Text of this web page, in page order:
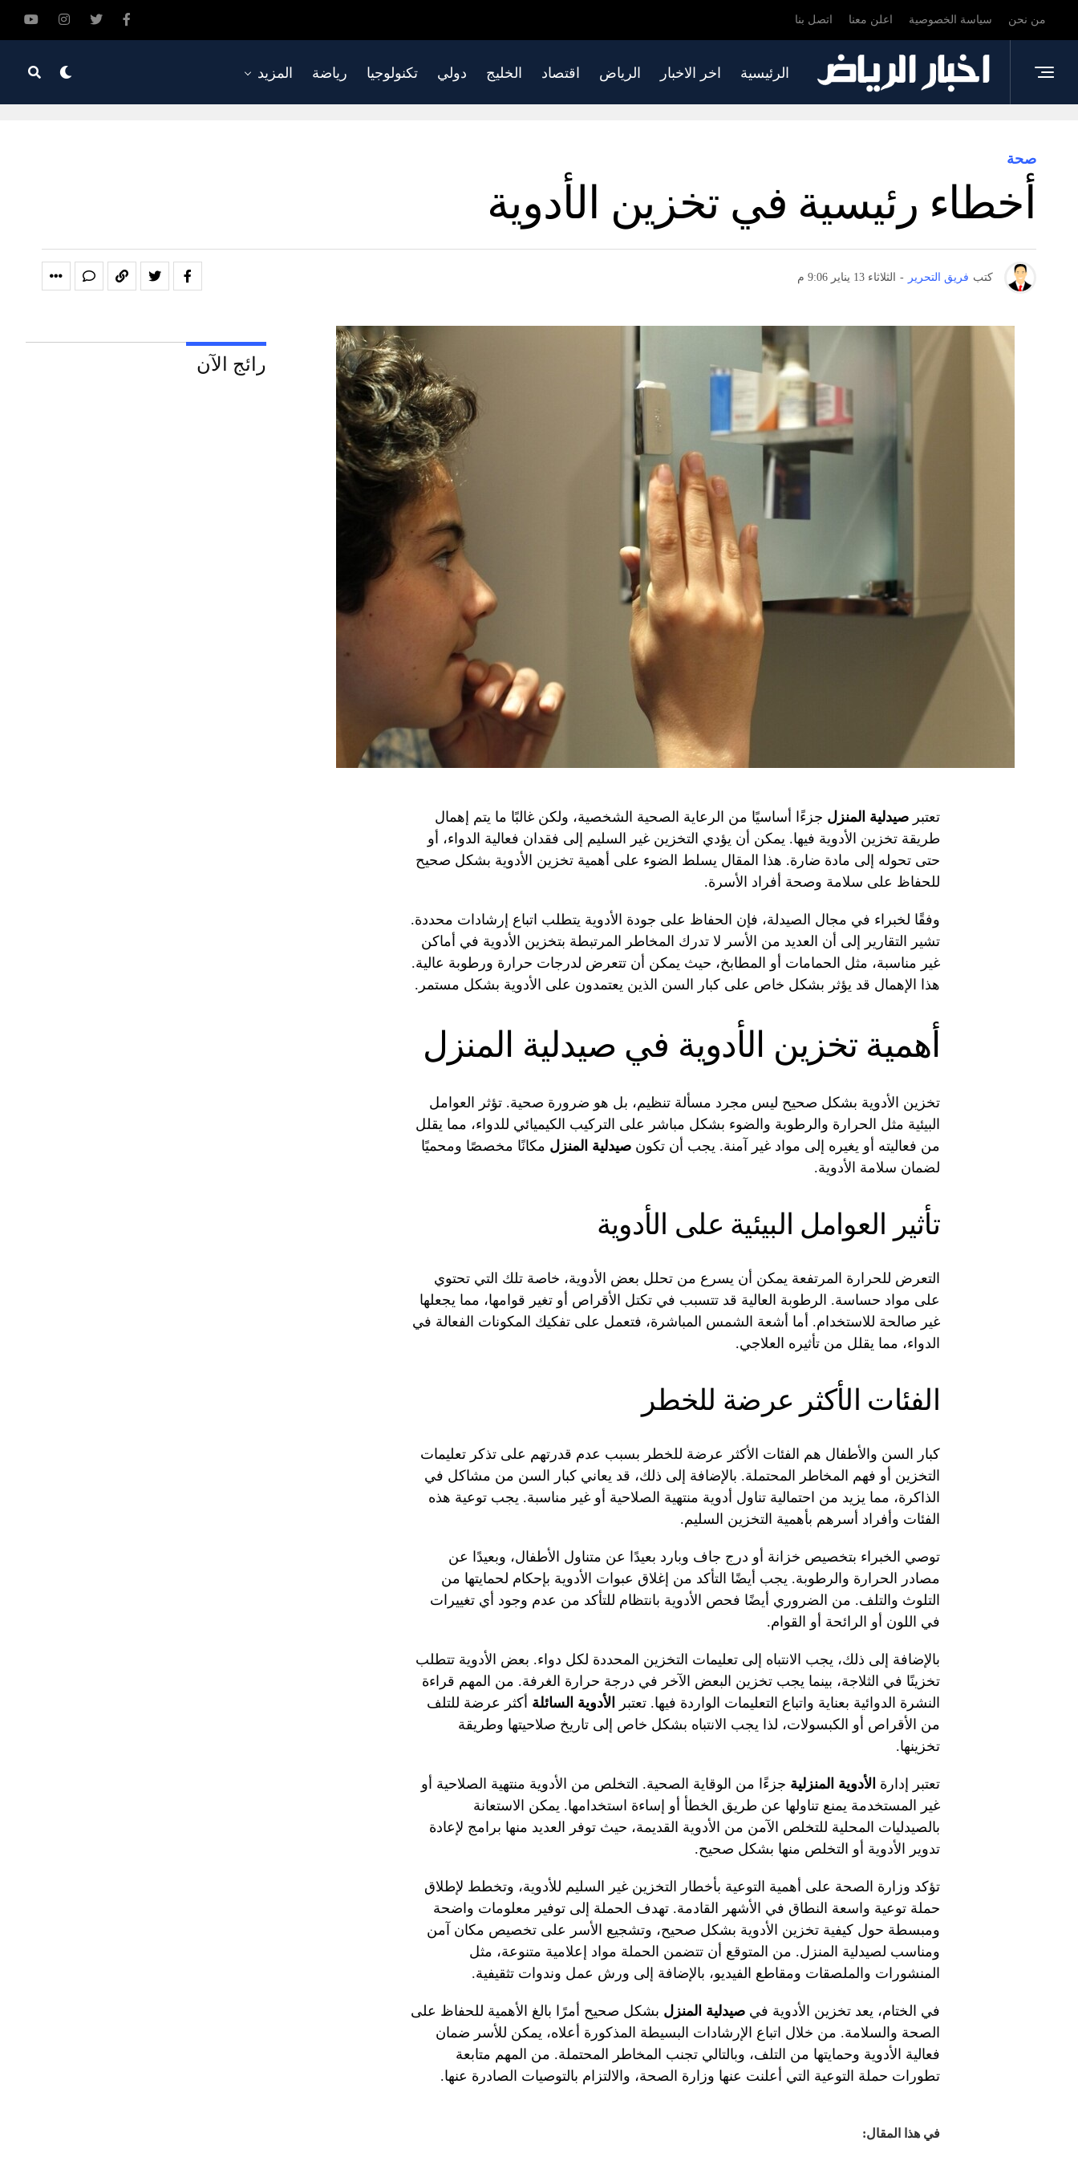
من نحن سياسة الخصوصية اعلن معنا اتصل بنا
الرئيسية اخر الاخبار الرياض اقتصاد الخليج دولي تكنولوجيا رياضة المزيد
صحة
أخطاء رئيسية في تخزين الأدوية
كتب فريق التحرير - الثلاثاء 13 يناير 9:06 م
تعتبر صيدلية المنزل جزءًا أساسيًا من الرعاية الصحية الشخصية، ولكن غالبًا ما يتم إهمال
طريقة تخزين الأدوية فيها. يمكن أن يؤدي التخزين غير السليم إلى فقدان فعالية الدواء، أو
حتى تحوله إلى مادة ضارة. هذا المقال يسلط الضوء على أهمية تخزين الأدوية بشكل صحيح
للحفاظ على سلامة وصحة أفراد الأسرة.
وفقًا لخبراء في مجال الصيدلة، فإن الحفاظ على جودة الأدوية يتطلب اتباع إرشادات محددة.
تشير التقارير إلى أن العديد من الأسر لا تدرك المخاطر المرتبطة بتخزين الأدوية في أماكن
غير مناسبة، مثل الحمامات أو المطابخ، حيث يمكن أن تتعرض لدرجات حرارة ورطوبة عالية.
هذا الإهمال قد يؤثر بشكل خاص على كبار السن الذين يعتمدون على الأدوية بشكل مستمر.
أهمية تخزين الأدوية في صيدلية المنزل
تخزين الأدوية بشكل صحيح ليس مجرد مسألة تنظيم، بل هو ضرورة صحية. تؤثر العوامل
البيئية مثل الحرارة والرطوبة والضوء بشكل مباشر على التركيب الكيميائي للدواء، مما يقلل
من فعاليته أو يغيره إلى مواد غير آمنة. يجب أن تكون صيدلية المنزل مكانًا مخصصًا ومحميًا
لضمان سلامة الأدوية.
تأثير العوامل البيئية على الأدوية
التعرض للحرارة المرتفعة يمكن أن يسرع من تحلل بعض الأدوية، خاصة تلك التي تحتوي
على مواد حساسة. الرطوبة العالية قد تتسبب في تكتل الأقراص أو تغير قوامها، مما يجعلها
غير صالحة للاستخدام. أما أشعة الشمس المباشرة، فتعمل على تفكيك المكونات الفعالة في
الدواء، مما يقلل من تأثيره العلاجي.
الفئات الأكثر عرضة للخطر
كبار السن والأطفال هم الفئات الأكثر عرضة للخطر بسبب عدم قدرتهم على تذكر تعليمات
التخزين أو فهم المخاطر المحتملة. بالإضافة إلى ذلك، قد يعاني كبار السن من مشاكل في
الذاكرة، مما يزيد من احتمالية تناول أدوية منتهية الصلاحية أو غير مناسبة. يجب توعية هذه
الفئات وأفراد أسرهم بأهمية التخزين السليم.
توصي الخبراء بتخصيص خزانة أو درج جاف وبارد بعيدًا عن متناول الأطفال، وبعيدًا عن
مصادر الحرارة والرطوبة. يجب أيضًا التأكد من إغلاق عبوات الأدوية بإحكام لحمايتها من
التلوث والتلف. من الضروري أيضًا فحص الأدوية بانتظام للتأكد من عدم وجود أي تغييرات
في اللون أو الرائحة أو القوام.
بالإضافة إلى ذلك، يجب الانتباه إلى تعليمات التخزين المحددة لكل دواء. بعض الأدوية تتطلب
تخزينًا في الثلاجة، بينما يجب تخزين البعض الآخر في درجة حرارة الغرفة. من المهم قراءة
النشرة الدوائية بعناية واتباع التعليمات الواردة فيها. تعتبر
الأدوية السائلة أكثر عرضة للتلف
من الأقراص أو الكبسولات، لذا يجب الانتباه بشكل خاص إلى تاريخ صلاحيتها وطريقة
تخزينها.
تعتبر إدارة الأدوية المنزلية جزءًا من الوقاية الصحية. التخلص من الأدوية منتهية الصلاحية أو
غير المستخدمة يمنع تناولها عن طريق الخطأ أو إساءة استخدامها. يمكن الاستعانة
بالصيدليات المحلية للتخلص الآمن من الأدوية القديمة، حيث توفر العديد منها برامج لإعادة
تدوير الأدوية أو التخلص منها بشكل صحيح.
تؤكد وزارة الصحة على أهمية التوعية بأخطار التخزين غير السليم للأدوية، وتخطط لإطلاق
حملة توعية واسعة النطاق في الأشهر القادمة. تهدف الحملة إلى توفير معلومات واضحة
ومبسطة حول كيفية تخزين الأدوية بشكل صحيح، وتشجيع الأسر على تخصيص مكان آمن
ومناسب لصيدلية المنزل. من المتوقع أن تتضمن الحملة مواد إعلامية متنوعة، مثل
المنشورات والملصقات ومقاطع الفيديو، بالإضافة إلى ورش عمل وندوات تثقيفية.
في الختام، يعد تخزين الأدوية في صيدلية المنزل بشكل صحيح أمرًا بالغ الأهمية للحفاظ على
الصحة والسلامة. من خلال اتباع الإرشادات البسيطة المذكورة أعلاه، يمكن للأسر ضمان
فعالية الأدوية وحمايتها من التلف، وبالتالي تجنب المخاطر المحتملة. من المهم متابعة
تطورات حملة التوعية التي أعلنت عنها وزارة الصحة، والالتزام بالتوصيات الصادرة عنها.
في هذا المقال:
رائج الآن